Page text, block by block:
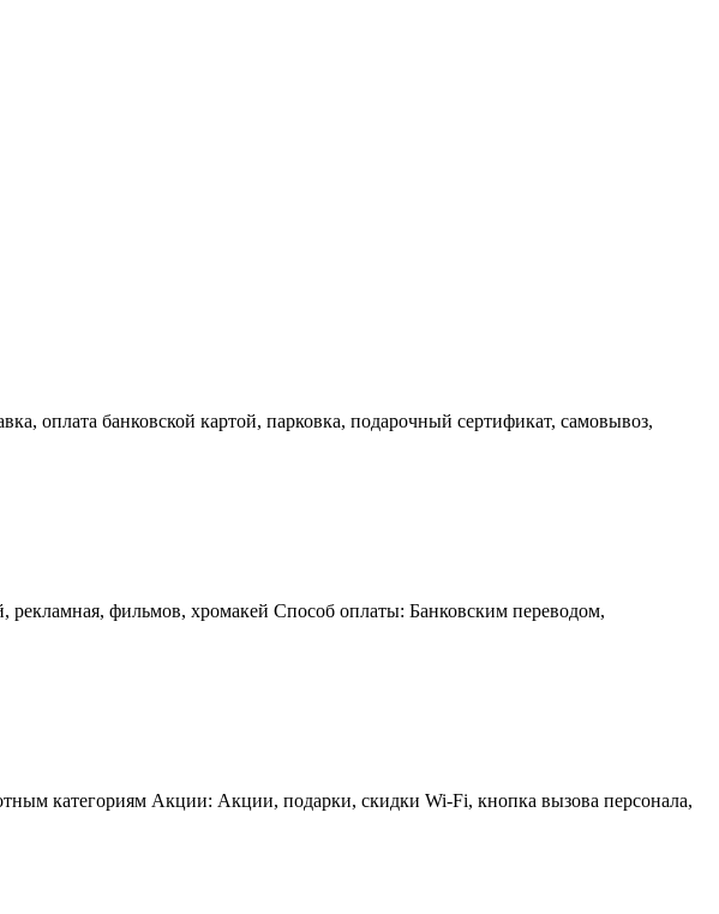
оплата банковской картой, парковка, подарочный сертификат, самовывоз,
фильмов, хромакей Способ оплаты: Банковским переводом,
категориям Акции: Акции, подарки, скидки Wi-Fi, кнопка вызова персонала,